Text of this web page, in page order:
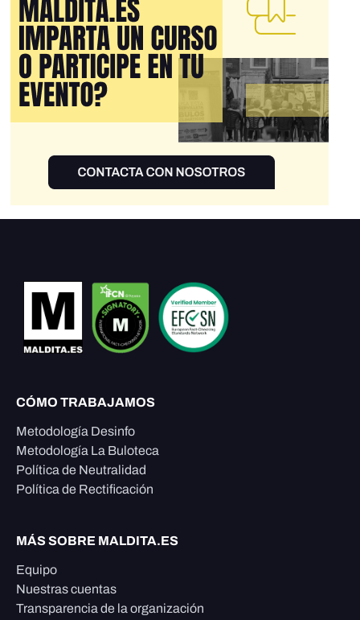
CÓMO TRABAJAMOS
Metodología Desinfo
Metodología La Buloteca
Política de Neutralidad
Política de Rectificación
MÁS SOBRE MALDITA.ES
Equipo
Nuestras cuentas
Transparencia de la organización